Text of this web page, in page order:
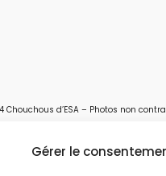
Gérer le
Chouchous d’ESA – Photos non
vous apportent toutes les
pour stocker, filtrer, traiter et